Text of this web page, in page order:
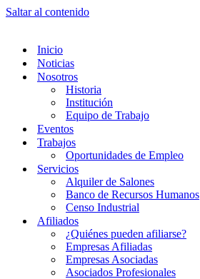
Saltar al contenido
Inicio
Noticias
Nosotros
Historia
Institución
Equipo de Trabajo
Eventos
Trabajos
Oportunidades de Empleo
Servicios
Alquiler de Salones
Banco de Recursos Humanos
Censo Industrial
Afiliados
¿Quiénes pueden afiliarse?
Empresas Afiliadas
Empresas Asociadas
Asociados Profesionales